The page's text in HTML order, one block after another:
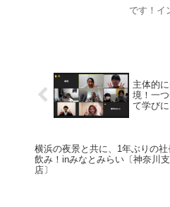
です！イ
しようと
主体的
境！一
て学びに
横浜の夜景と共に、1年ぶりの社
飲み！inみなとみらい〔神奈川支
店〕